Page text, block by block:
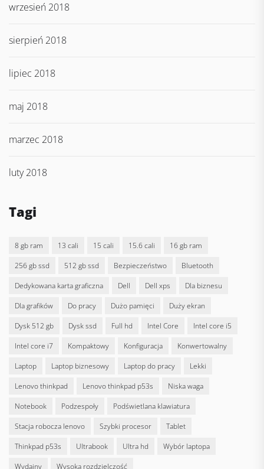
wrzesień 2018
sierpień 2018
lipiec 2018
maj 2018
marzec 2018
luty 2018
Tagi
8 gb ram 13 cali 15 cali 15.6 cali
16 gb ram
256 gb ssd
512 gb ssd bezpieczeństwo
bluetooth
dedykowana karta graficzna
Dell dell xps
dla biznesu
dla grafików
do pracy dużo pamięci
duży ekran
dysk 512 gb
dysk ssd full hd Intel Core
intel core i5
intel core i7
kompaktowy konfiguracja
konwertowalny
laptop
laptop biznesowy laptop do pracy
lekki
lenovo thinkpad
lenovo thinkpad p53s
niska waga
notebook
podzespoły
podświetlana klawiatura
stacja robocza lenovo
szybki procesor
tablet
thinkpad p53s
ultrabook ultra hd
wybór laptopa
wydajny
wysoka rozdzielczość